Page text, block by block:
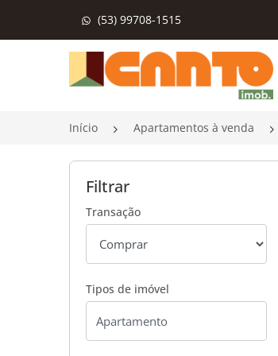
(53) 99708-1515
Página inicial
Início Apartamentos à venda
Filtrar
Transação
Tipos de imóvel